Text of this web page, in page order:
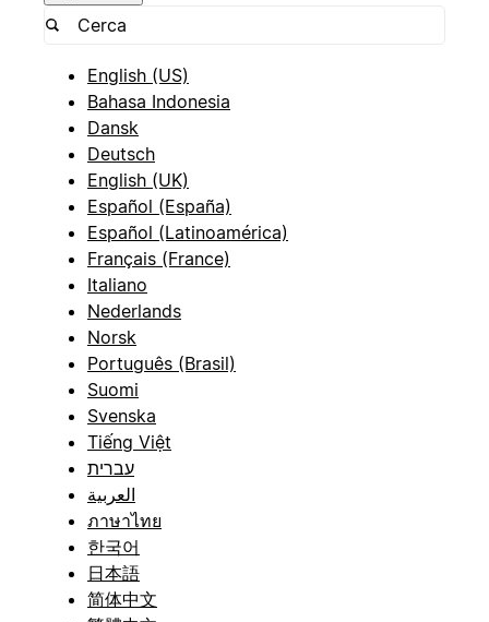
English (US)
Bahasa Indonesia
Dansk
Deutsch
English (UK)
Español (España)
Español (Latinoamérica)
Français (France)
Italiano
Nederlands
Norsk
Português (Brasil)
Suomi
Svenska
Tiếng Việt
עברית
العربية
ภาษาไทย
한국어
日本語
简体中文